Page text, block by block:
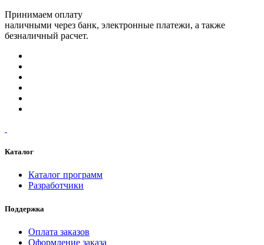
Принимаем оплату
наличными через банк, электронные платежи, а также
безналичный расчет.
Каталог
Каталог программ
Разработчики
Поддержка
Оплата заказов
Оформление заказа